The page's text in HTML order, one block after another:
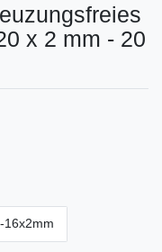
x 2 mm - 20
16x2mm